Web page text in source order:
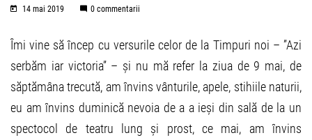
14 mai 2019 0 commentarii
Îmi vine să încep cu versurile celor de la Timpuri noi – ”Azi
serbăm iar victoria” – și nu mă refer la ziua de 9 mai, de
săptămâna trecută, am învins vânturile, apele, stihiile naturii,
eu am învins duminică nevoia de a a ieși din sală de la un
spectocol de teatru lung și prost, ce mai, am învins